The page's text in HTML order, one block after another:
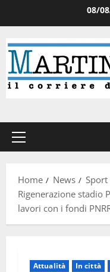
08/
Home News
Sport
Rigenerazione stadio
lavori con i fondi
Attualità In città